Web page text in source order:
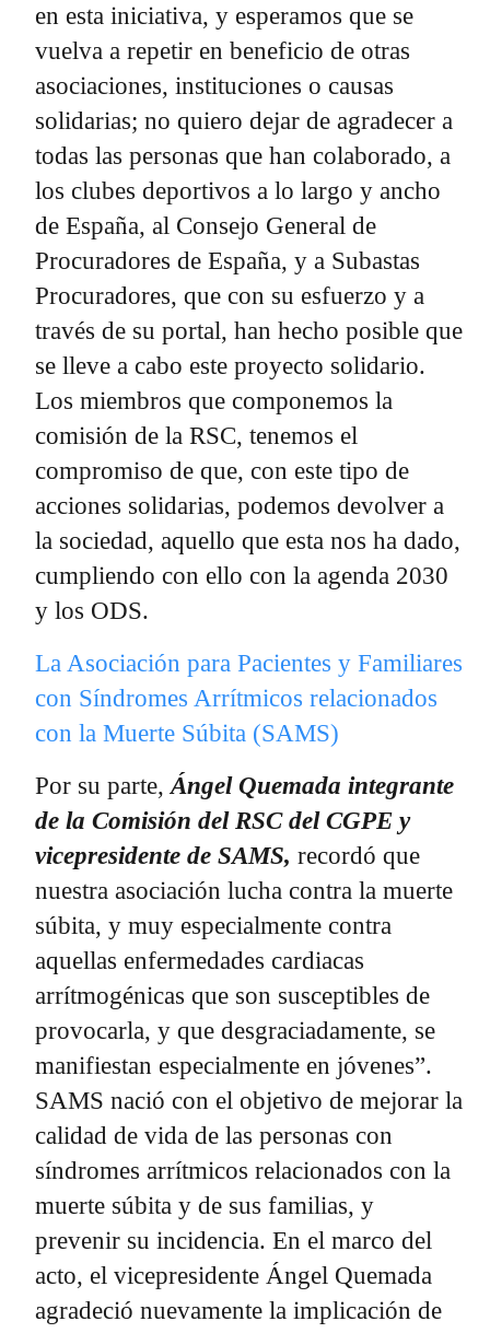
en esta iniciativa, y esperamos que se
vuelva a repetir en beneficio de otras
asociaciones, instituciones o causas
solidarias; no quiero dejar de agradecer a
todas las personas que han colaborado, a
los clubes deportivos a lo largo y ancho
de España, al Consejo General de
Procuradores de España, y a Subastas
Procuradores, que con su esfuerzo y a
través de su portal, han hecho posible que
se lleve a cabo este proyecto solidario.
Los miembros que componemos la
comisión de la RSC, tenemos el
compromiso de que, con este tipo de
acciones solidarias, podemos devolver a
la sociedad, aquello que esta nos ha dado,
cumpliendo con ello con la agenda 2030
y los ODS.
La Asociación para Pacientes y Familiares
con Síndromes Arrítmicos relacionados
con la Muerte Súbita (SAMS)
Por su parte, Ángel Quemada integrante
de la Comisión del RSC del CGPE y
vicepresidente de SAMS, recordó que
nuestra asociación lucha contra la muerte
súbita, y muy especialmente contra
aquellas enfermedades cardiacas
arrítmogénicas que son susceptibles de
provocarla, y que desgraciadamente, se
manifiestan especialmente en jóvenes”.
SAMS nació con el objetivo de mejorar la
calidad de vida de las personas con
síndromes arrítmicos relacionados con la
muerte súbita y de sus familias, y
prevenir su incidencia. En el marco del
acto, el vicepresidente Ángel Quemada
agradeció nuevamente la implicación de